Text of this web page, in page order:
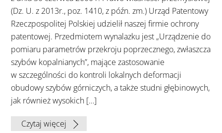
(Dz. U. z 2013r., poz. 1410, z późn. zm.) Urząd Patentowy
Rzeczpospolitej Polskiej udzielił naszej firmie ochrony
patentowej. Przedmiotem wynalazku jest „Urządzenie do
pomiaru parametrów przekroju poprzecznego, zwłaszcza
szybów kopalnianych”, mające zastosowanie
w szczególności do kontroli lokalnych deformacji
obudowy szybów górniczych, a także studni głębinowych,
jak również wysokich […]
Czytaj więcej